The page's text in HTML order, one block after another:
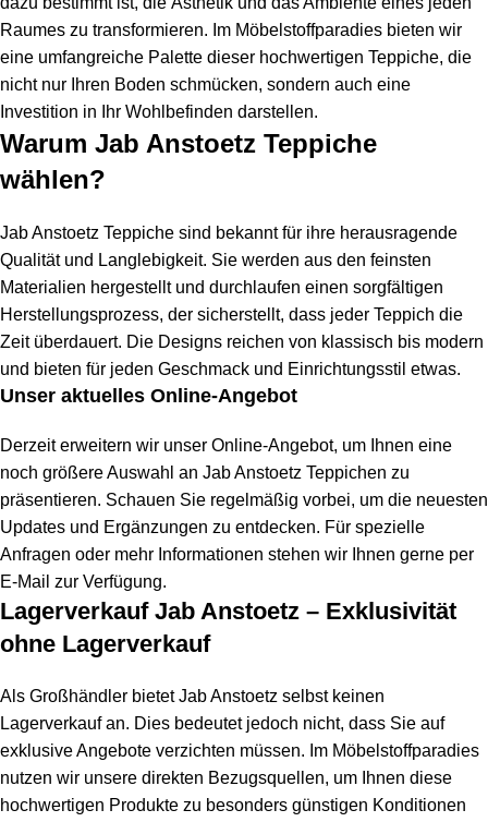
Raumes zu transformieren. Im Möbelstoffparadies bieten wir
eine umfangreiche Palette dieser hochwertigen Teppiche, die
nicht nur Ihren Boden schmücken, sondern auch eine
Investition in Ihr Wohlbefinden darstellen.
Warum Jab Anstoetz Teppiche
wählen?
Jab Anstoetz Teppiche sind bekannt für ihre herausragende
Qualität und Langlebigkeit. Sie werden aus den feinsten
Materialien hergestellt und durchlaufen einen sorgfältigen
Herstellungsprozess, der sicherstellt, dass jeder Teppich die
Zeit überdauert. Die Designs reichen von klassisch bis modern
und bieten für jeden Geschmack und Einrichtungsstil etwas.
Unser aktuelles Online-Angebot
Derzeit erweitern wir unser Online-Angebot, um Ihnen eine
noch größere Auswahl an Jab Anstoetz Teppichen zu
präsentieren. Schauen Sie regelmäßig vorbei, um die neuesten
Updates und Ergänzungen zu entdecken. Für spezielle
Anfragen oder mehr Informationen stehen wir Ihnen gerne per
E-Mail zur Verfügung.
Lagerverkauf Jab Anstoetz – Exklusivität
ohne Lagerverkauf
Als Großhändler bietet Jab Anstoetz selbst keinen
Lagerverkauf an. Dies bedeutet jedoch nicht, dass Sie auf
exklusive Angebote verzichten müssen. Im Möbelstoffparadies
nutzen wir unsere direkten Bezugsquellen, um Ihnen diese
hochwertigen Produkte zu besonders günstigen Konditionen